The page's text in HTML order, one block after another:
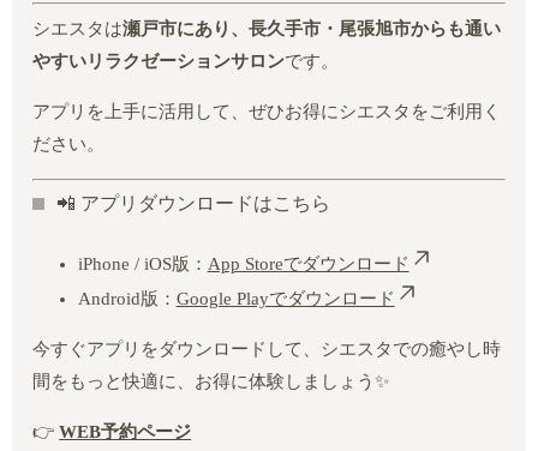
シエスタは瀬戸市にあり、長久手市・尾張旭市からも通い
やすいリラクゼーションサロンです。
アプリを上手に活用して、ぜひお得にシエスタをご利用く
ださい。
📲 アプリダウンロードはこちら
iPhone / iOS版： App Storeでダウンロード
Android版： Google Playでダウンロード
今すぐアプリをダウンロードして、シエスタでの癒やし時
間をもっと快適に、お得に体験しましょう✨
👉WEB予約ページ